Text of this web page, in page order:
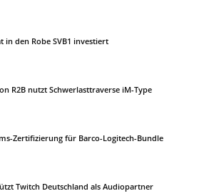
in den Robe SVB1 investiert
R2B nutzt Schwerlasttraverse iM-Type
Zertifizierung für Barco-Logitech-Bundle
Twitch Deutschland als Audiopartner